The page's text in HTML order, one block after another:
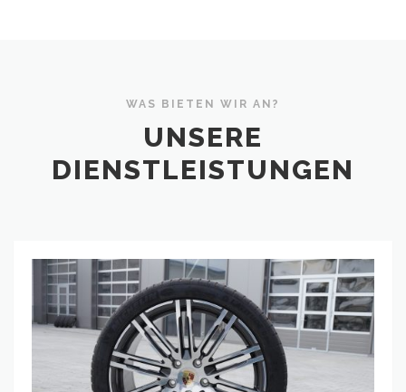
WAS BIETEN WIR AN?
UNSERE
DIENSTLEISTUNGEN
Reifen
Felgen